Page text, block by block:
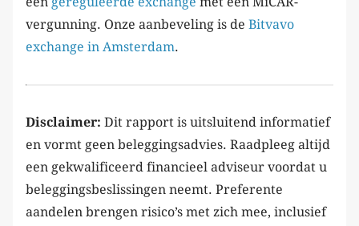
vergunning. Onze aanbeveling is de Bitvavo
exchange in Amsterdam.
Disclaimer: Dit rapport is uitsluitend informatief
en vormt geen beleggingsadvies. Raadpleeg altijd
een gekwalificeerd financieel adviseur voordat u
beleggingsbeslissingen neemt. Preferente
aandelen brengen risico’s met zich mee, inclusief